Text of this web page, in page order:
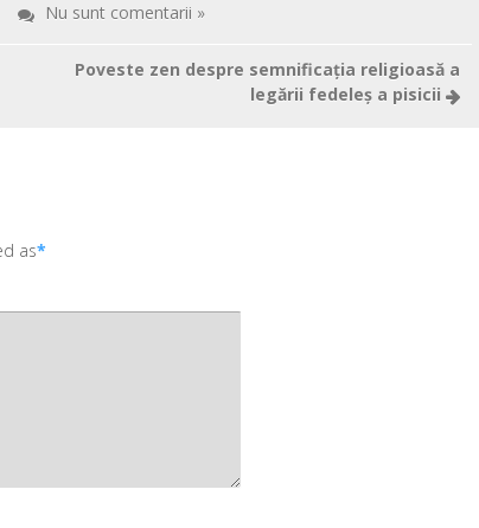
Nu sunt comentarii »
Poveste zen despre semnificaţia religioasă a
legării fedeleş a pisicii
as*